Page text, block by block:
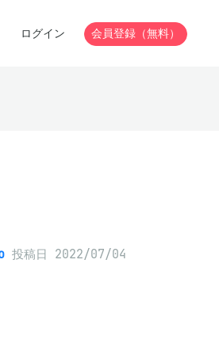
ログイン 会員登録（無料）
投稿日 2022/07/04